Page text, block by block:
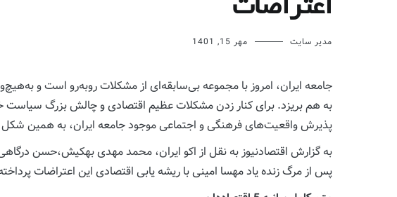
اعتراضات
مدیر سایت مهر 15, 1401
جامعه ایران، امروز با مجموعه بی‌سابقه‌ای از مشکلات روبه‌رو است و
به هم بریزد. برای کنار زدن مشکلات عظیم اقتصادی و چالش بزرگ سیاست
پذیرش واقعیت‌های فرهنگی و اجتماعی موجود جامعه ایران، به همین
به گزارش اقتصادنیوز به نقل از اکو ایران، محمد مهدی بهکیش،حسن
پس از مرگ زنده یاد مهسا امینی با ریشه یابی اقتصادی این اعتراضات